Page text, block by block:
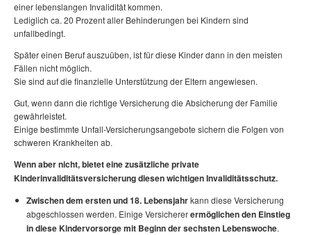
einer lebenslangen Invalidität kommen.
Lediglich ca. 20 Prozentaller Behinderungen bei Kindern sind
unfallbedingt.
Später einen Beruf auszuüben, ist für diese Kinder dann in den meisten
Fällen nicht möglich.
Sie sind auf die finanzielle Unterstützung der Eltern angewiesen.
Gut, wenn dann die richtige Versicherung die Absicherung der Familie
gewährleistet.
Einige bestimmte Unfall-Versicherungsangebote sichern die Folgen von
schweren Krankheiten ab.
Wenn aber nicht, bietet eine zusätzliche private
Kinderinvaliditätsversicherung diesen wichtigen Invaliditätsschutz.
Zwischen dem ersten und 18. Lebensjahrkann diese Versicherung
abgeschlossen werden. Einige Versichererermöglichen den Einstieg
in diese Kindervorsorge mit Beginn der sechsten Lebenswoche.